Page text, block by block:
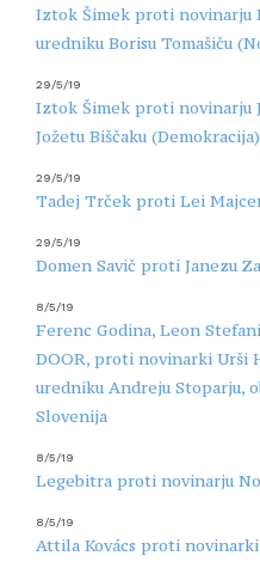
Iztok Šimek proti novinarju
uredniku Borisu Tomašiču
29/5/19
Iztok Šimek proti novinarju
Jožetu Biščaku (Demokracija)
29/5/19
Tadej Trček proti Lei
29/5/19
Domen Savič proti Janezu
8/5/19
Ferenc Godina, Leon
DOOR, proti novinarki Urši
uredniku Andreju Stoparju,
Slovenija
8/5/19
Legebitra proti novinarju
8/5/19
Attila Kovács proti novinarki